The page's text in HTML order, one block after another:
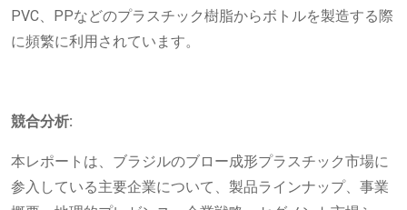
PVC、PPなどのプラスチック樹脂からボトルを製造する際
に頻繁に利用されています。
競合分析:
本レポートは、ブラジルのブロー成形プラスチック市場に
参入している主要企業について、製品ラインナップ、事業